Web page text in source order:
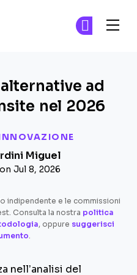
ad
nel 2026
Miguel
Jul 8, 2026
indipendente e le commissioni
Consulta la nostra politica
, oppure suggerisci
.
nell’analisi del